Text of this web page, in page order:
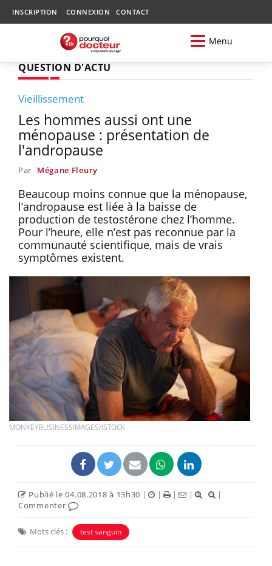
INSCRIPTION CONNEXION CONTACT
Menu
QUESTION D'ACTU
Vieillissement
Les hommes aussi ont une
ménopause : présentation de
l'andropause
Par Mégane Fleury
Beaucoup moins connue que la ménopause,
l’andropause est liée à la baisse de
production de testostérone chez l’homme.
Pour l’heure, elle n’est pas reconnue par la
communauté scientifique, mais de vrais
symptômes existent.
MONKEYBUSINESSIMAGES/ISTOCK
Publié le 04.08.2018 à 13h30 | | | |
|
Commenter
Mots clés : test sanguin